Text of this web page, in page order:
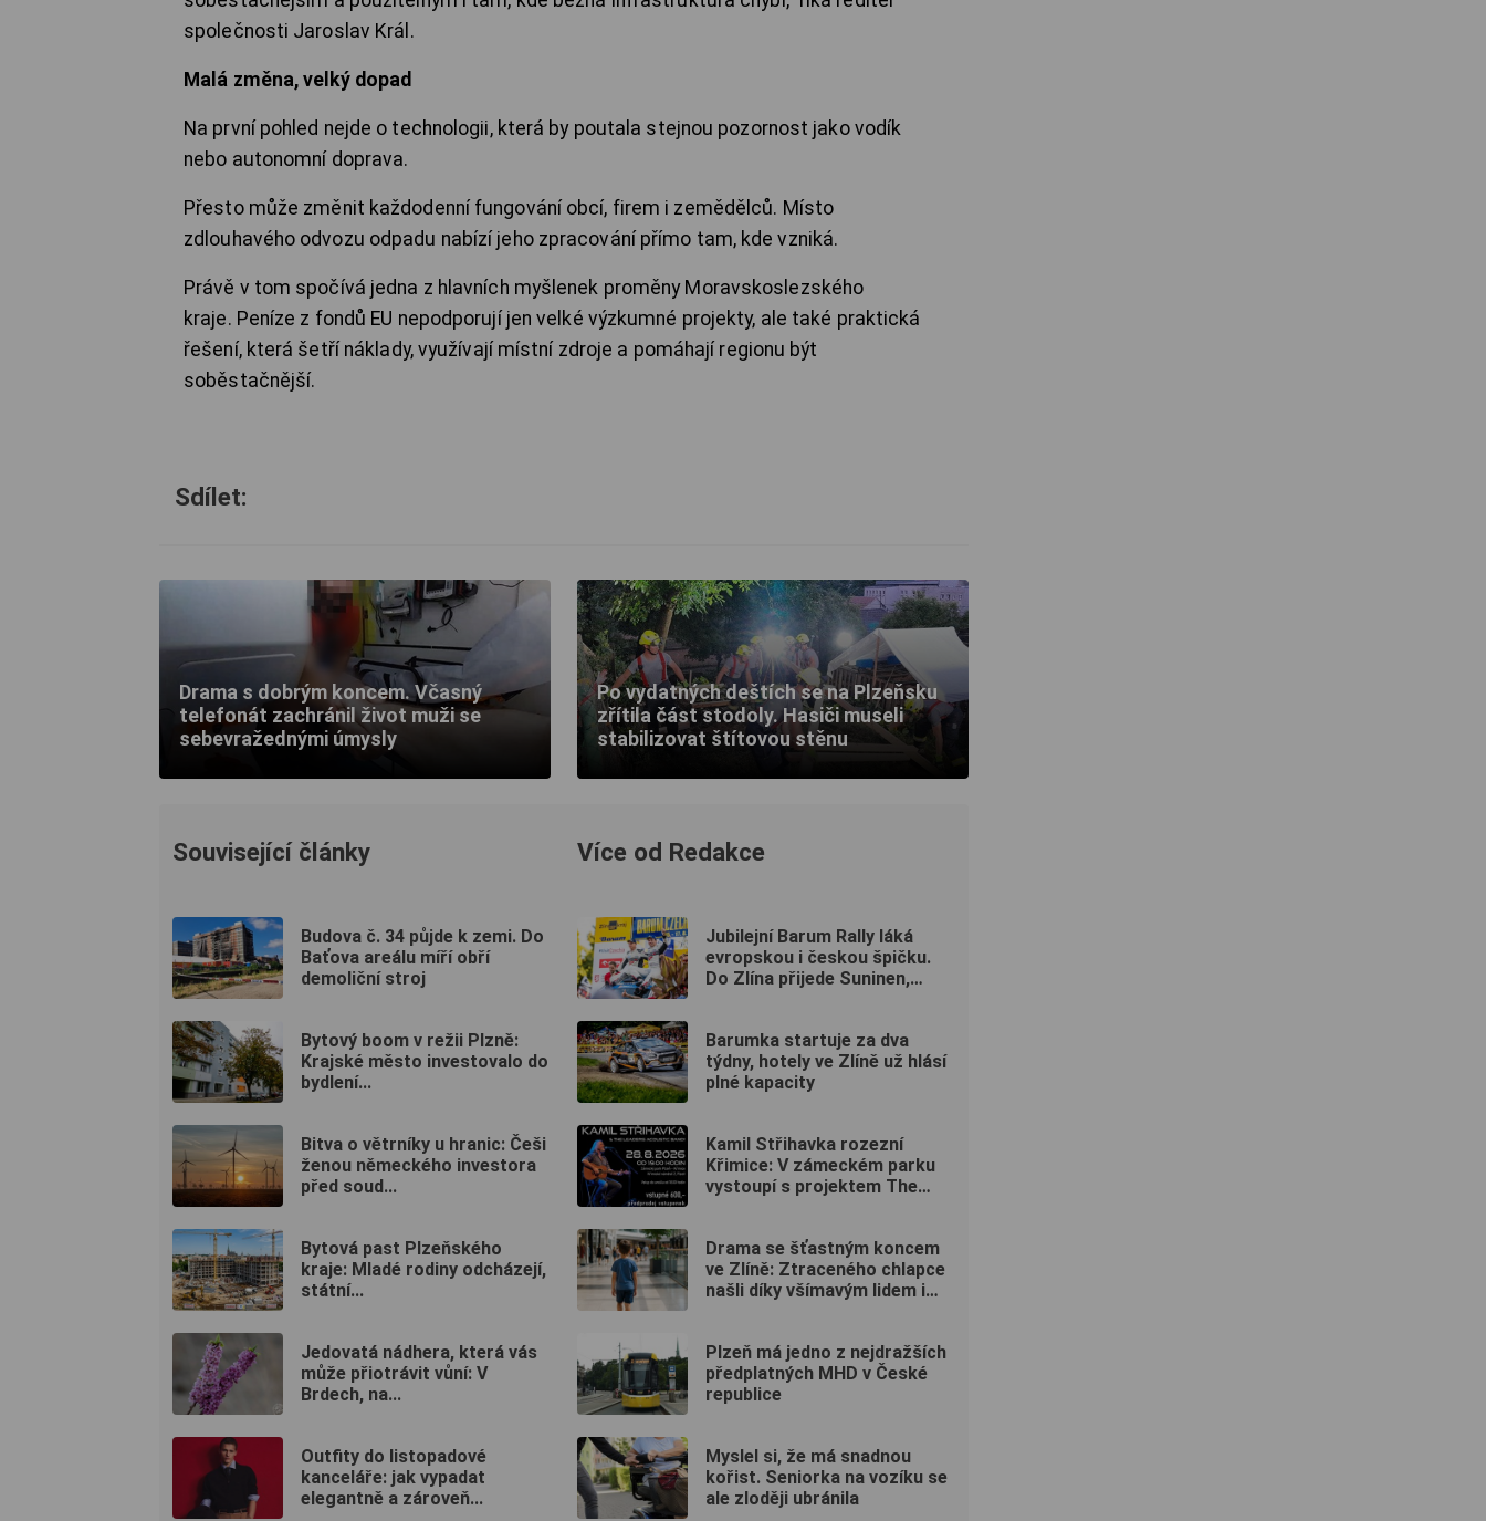
společnosti Jaroslav Král.
Malá změna, velký dopad
Na první pohled nejde o technologii, která by poutala stejnou pozornost jako vodík
nebo autonomní doprava.
Přesto může změnit každodenní fungování obcí, firem i zemědělců. Místo
zdlouhavého odvozu odpadu nabízí jeho zpracování přímo tam, kde vzniká.
Právě v tom spočívá jedna z hlavních myšlenek proměny Moravskoslezského
kraje. Peníze z fondů EU nepodporují jen velké výzkumné projekty, ale také praktická
řešení, která šetří náklady, využívají místní zdroje a pomáhají regionu být
soběstačnější.
Sdílet:
Drama s dobrým koncem. Včasný
telefonát zachránil život muži se
sebevražednými úmysly
Po vydatných deštích se na Plzeňsku
zřítila část stodoly. Hasiči museli
stabilizovat štítovou stěnu
Související články
Budova č. 34 půjde k zemi. Do
Baťova areálu míří obří
demoliční stroj
Bytový boom v režii Plzně:
Krajské město investovalo do
bydlení...
Bitva o větrníky u hranic: Češi
ženou německého investora
před soud...
Bytová past Plzeňského
kraje: Mladé rodiny odcházejí,
státní...
Jedovatá nádhera, která vás
může přiotrávit vůní: V
Brdech, na...
Outfity do listopadové
kanceláře: jak vypadat
elegantně a zároveň...
Více od Redakce
Jubilejní Barum Rally láká
evropskou i českou špičku.
Do Zlína přijede Suninen,
Barumka startuje za dva
týdny, hotely ve Zlíně už hlásí
plné kapacity
Kamil Střihavka rozezní
Křimice: V zámeckém parku
vystoupí s projektem The
Drama se šťastným koncem
ve Zlíně: Ztraceného chlapce
našli díky všímavým lidem i
Plzeň má jedno z nejdražších
předplatných MHD v České
republice
Myslel si, že má snadnou
kořist. Seniorka na vozíku se
ale zloději ubránila